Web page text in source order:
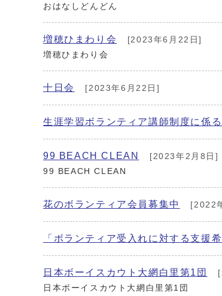
おはなしどんどん
増穂ひまわり会
[2023年6月22日]
増穂ひまわり会
十日会 [2023年6月22日]
生涯学習ボランティア講師制度に係
99 BEACH CLEAN
[2023年2月8日]
99 BEACH CLEAN
花のボランティア会員募集中 [2022
「ボランティア受入れに対する支援
日本ボーイスカウト大網白里第1団
日本ボーイスカウト大網白里第1団